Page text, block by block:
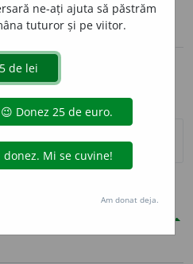
(31)
ne-ați ajuta să păstrăm
tuturor și pe viitor.
Am donat deja.